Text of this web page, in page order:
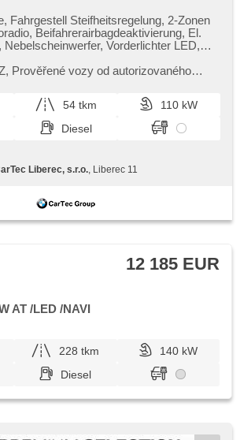
Fahrgestell Steifheitsregelung, 2-Zonen
Beifahrerairbagdeaktivierung, El.
Nebelscheinwerfer, Vorderlichter LED,
Sportsitze,
Fahrkamera, zatmavená zadní skla,
bezklíčové
startování, beheizte Sitze
Prověřené vozy od autorizovaného
nebo ...
54 tkm
110 kW
Diesel
Liberec, s.r.o. , Liberec 11
12 185 EUR
AT /LED /NAVI
228 tkm
140 kW
Diesel